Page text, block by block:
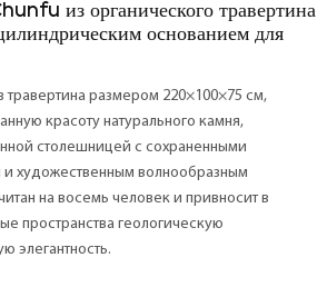
из органического травертина
основанием для
травертина размером 220×100×75 см,
красоту натурального камня,
столешницей с сохраненными
художественным волнообразным
на восемь человек и привносит в
пространства геологическую
элегантность.